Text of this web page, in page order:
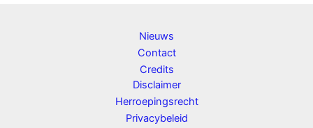
Nieuws
Contact
Credits
Disclaimer
Herroepingsrecht
Privacybeleid